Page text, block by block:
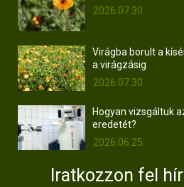
2026.07.30.
Virágba borult a
a virágzásig
2026.07.30.
Hogyan vizsgáltuk
eredetét?
2026.06.25.
Iratkozzon fel